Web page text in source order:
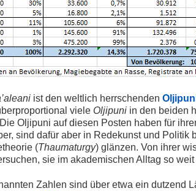
ist den weltlich herrschenden
viele Oljipuniin den beiden
Oljipuni auf diesen Posten haben für
sind dafür aber in Redekunst und
(Thaumaturgy) glänzen. Von ihrer
sie im akademischen Alltag so
Zahlen sind über etwa ein dutzend